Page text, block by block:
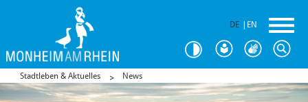
DE EN
Stadtleben & Aktuelles News